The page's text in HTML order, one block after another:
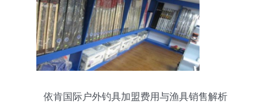
依肯国际户外钓具加盟费用与渔具销售解析